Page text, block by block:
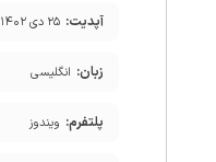
آپدیت: ۲۵ دی ۱۴۰۲
زبان: انگلیسی
پلتفرم: ویندوز